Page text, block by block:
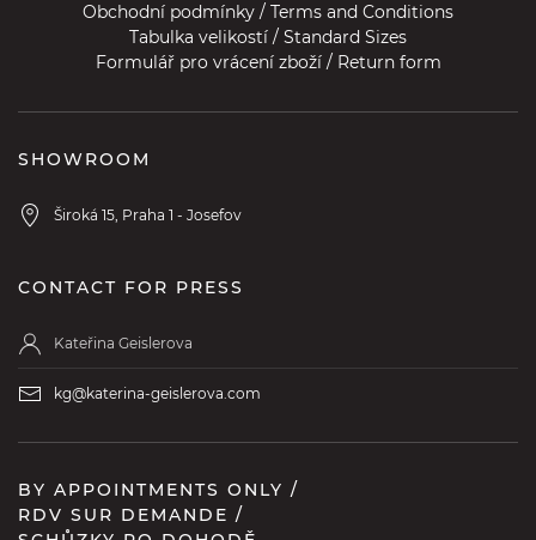
Obchodní podmínky / Terms and Conditions
Tabulka velikostí / Standard Sizes
Formulář pro vrácení zboží / Return form
SHOWROOM
Široká 15, Praha 1 - Josefov
CONTACT FOR PRESS
Kateřina Geislerova
kg@katerina-geislerova.com
BY APPOINTMENTS ONLY /
RDV SUR DEMANDE /